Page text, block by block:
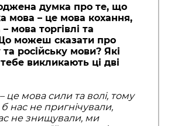
думка про те, що
мова – це мова кохання,
мова торгівлі та
можеш сказати про
та російську мови? Які
тебе викликають ці дві
це мова сили та волі, тому
б нас не пригнічували,
не знищували, ми